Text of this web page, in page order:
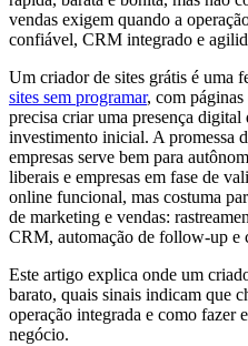
vendas exigem quando a
confiável, CRM integrado e
Um criador de sites grátis é uma
sites sem programar, com
precisa criar uma presença
investimento inicial. A promessa
empresas serve bem para
liberais e empresas em fase de
online funcional, mas costuma
de marketing e vendas:
CRM, automação de follow-up e
Este artigo explica onde um
barato, quais sinais indicam que
operação integrada e como fazer
negócio.